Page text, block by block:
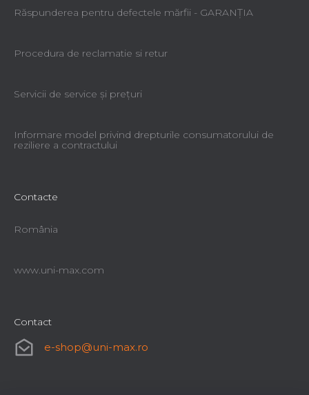
Răspunderea pentru defectele mărfii - GARANŢIA
Procedura de reclamatie si retur
Servicii de service şi preţuri
Informare model privind drepturile consumatorului de
reziliere a contractului
Contacte
România
www.uni-max.com
Contact
e-shop@uni-max.ro